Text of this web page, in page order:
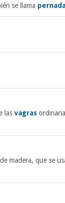
se llama
las vagras
madera, que se